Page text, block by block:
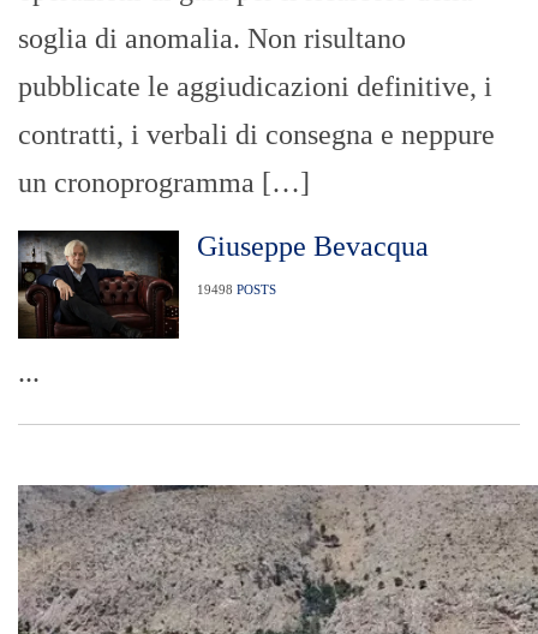
soglia di anomalia. Non risultano
pubblicate le aggiudicazioni definitive, i
contratti, i verbali di consegna e neppure
un cronoprogramma […]
Giuseppe Bevacqua
19498 POSTS
...